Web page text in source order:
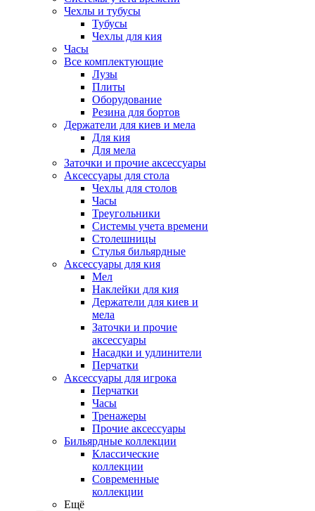
Чехлы и тубусы
Тубусы
Чехлы для кия
Часы
Все комплектующие
Лузы
Плиты
Оборудование
Резина для бортов
Держатели для киев и мела
Для кия
Для мела
Заточки и прочие аксессуары
Аксессуары для стола
Чехлы для столов
Часы
Треугольники
Системы учета времени
Столешницы
Стулья бильярдные
Аксессуары для кия
Мел
Наклейки для кия
Держатели для киев и
мела
Заточки и прочие
аксессуары
Насадки и удлинители
Перчатки
Аксессуары для игрока
Перчатки
Часы
Тренажеры
Прочие аксессуары
Бильярдные коллекции
Классические
коллекции
Современные
коллекции
Ещё